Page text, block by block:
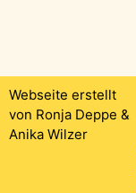
Webseite erstellt
von Ronja Deppe &
Anika Wilzer